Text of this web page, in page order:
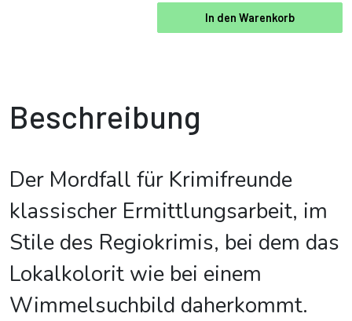
In den Warenkorb
Beschreibung
Der Mordfall für Krimifreunde
klassischer Ermittlungsarbeit, im
Stile des Regiokrimis, bei dem das
Lokalkolorit wie bei einem
Wimmelsuchbild daherkommt.